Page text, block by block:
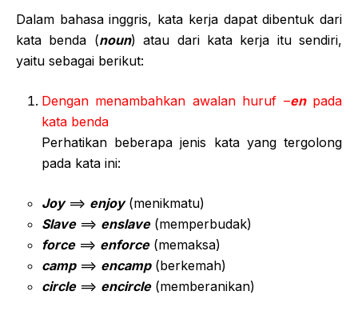
Dalam bahasa inggris, kata kerja dapat dibentuk dari
kata benda (noun) atau dari kata kerja itu sendiri,
yaitu sebagai berikut:
Dengan menambahkan awalan huruf –enpada
kata benda
Perhatikan beberapa jenis kata yang tergolong
pada kata ini:
Joy==> enjoy(menikmatu)
Slave==> enslave(memperbudak)
force==> enforce(memaksa)
camp==> encamp(berkemah)
circle==> encircle(memberanikan)